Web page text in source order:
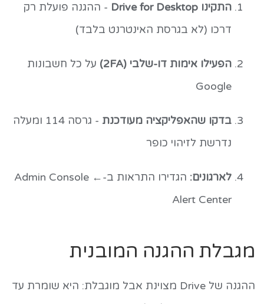
התקינו Drive for Desktop
- ההגנה פועלת רק
דרכו (לא בגרסת האינטרנט בלבד)
הפעילו אימות דו-שלבי (2FA)
על כל חשבונות
Google
בדקו שהאפליקציה מעודכנת
- גרסה 114 ומעלה
נדרשת לזיהוי כופר
לארגונים:
הגדירו התראות ב-Admin Console ←
Alert Center
מגבלת ההגנה המובנית
ההגנה של Drive מצוינת אבל מוגבלת: היא שומרת עד